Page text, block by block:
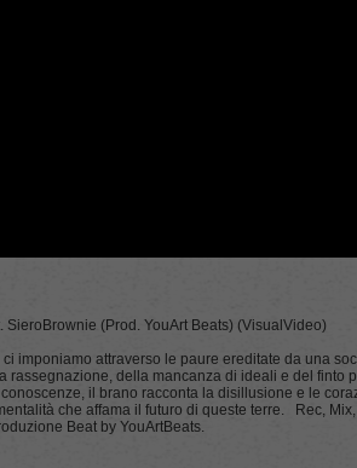
SieroBrownie (Prod. YouArt Beats) (VisualVideo)
ci imponiamo attraverso le paure ereditate da una
rassegnazione, della mancanza di ideali e del finto
il brano racconta la disillusione e le
che affama il futuro di queste terre. Rec,
Beat by YouArtBeats.